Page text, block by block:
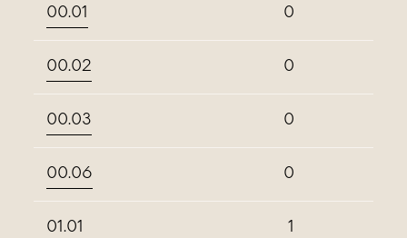
00.01 0
00.02 0
00.03 0
00.06 0
01.01 1